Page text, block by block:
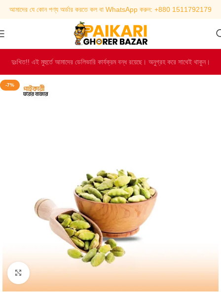
আমাদের যে কোন পণ্য অর্ডার করতে কল বা WhatsApp করুন: +880 1511792179
দুঃখিত!! এই মুহুর্তে আমাদের ডেলিভারি কার্যক্রম বন্ধ রয়েছে। অনুগ্রহ করে সাথেই থাকুন।
-7%
Click to enlarge